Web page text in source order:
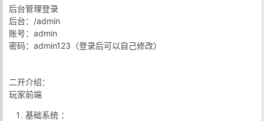
后台管理登录
后台：/admin
账号：admin
密码：admin123（登录后可以自己修改）
二开介绍：
玩家前端
基础系统 ：